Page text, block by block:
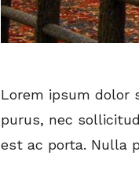
Lorem ipsum dolor
purus, nec
est ac porta. Nulla